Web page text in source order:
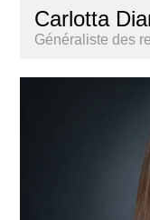
Carlotta
Généraliste des